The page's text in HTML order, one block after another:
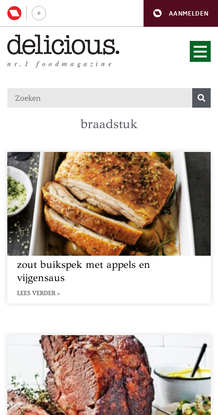
AANMELDEN
nr.1 foodmagazine
braadstuk
zout buikspek met appels en
vijgensaus
LEES VERDER »